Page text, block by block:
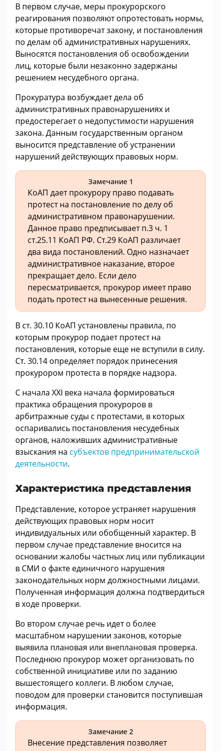
В первом случае, меры прокурорского
реагирования позволяют опротестовать нормы,
которые противоречат закону, и постановления
по делам об административных нарушениях.
Выносятся постановления об освобождении
лиц, которые были незаконно задержаны
решением несудебного органа.
Прокуратура возбуждает дела об
административных правонарушениях и
предостерегает о недопустимости нарушения
закона. Данным государственным органом
выносится представление об устранении
нарушений действующих правовых норм.
Замечание 1
КоАП дает прокурору право подавать
протест на постановление по делу об
административном правонарушении.
Данное право предписывает п.3 ч. 1
ст.25.11 КоАП РФ. Ст.29 КоАП различает
два вида постановлений. Одно назначает
административное наказание, второе
прекращает дело. Если дело
пересматривается, прокурор имеет право
подать протест на вынесенные решения.
В ст. 30.10 КоАП установлены правила, по
которым прокурор подает протест на
постановления, которые еще не вступили в силу.
Ст. 30.14 определяет порядок принесения
прокурором протеста в порядке надзора.
С начала ХХI века начала формироваться
практика обращения прокуроров в
арбитражные суды с протестами, в которых
оспаривались постановления несудебных
органов, наложивших административные
взыскания на субъектов предпринимательской
деятельности.
Характеристика представления
Представление, которое устраняет нарушения
действующих правовых норм носит
индивидуальных или обобщенный характер. В
первом случае представление вносится на
основании жалобы частных лиц или публикации
в СМИ о факте единичного нарушения
законодательных норм должностными лицами.
Полученная информация должна подтвердиться
в ходе проверки.
Во втором случае речь идет о более
масштабном нарушении законов, которые
выявила плановая или внеплановая проверка.
Последнюю прокурор может организовать по
собственной инициативе или по заданию
вышестоящего коллеги. В любом случае,
поводом для проверки становится поступившая
информация.
Замечание 2
Внесение представления позволяет